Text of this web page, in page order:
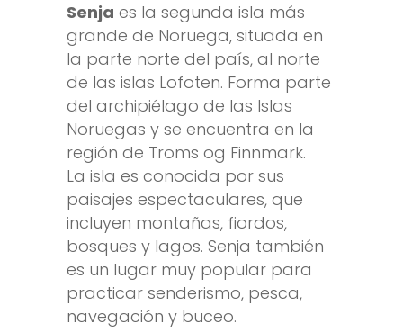
Senja es la segunda isla más
grande de Noruega, situada en
la parte norte del país, al norte
de las islas Lofoten. Forma parte
del archipiélago de las Islas
Noruegas y se encuentra en la
región de Troms og Finnmark.
La isla es conocida por sus
paisajes espectaculares, que
incluyen montañas, fiordos,
bosques y lagos. Senja también
es un lugar muy popular para
practicar senderismo, pesca,
navegación y buceo.